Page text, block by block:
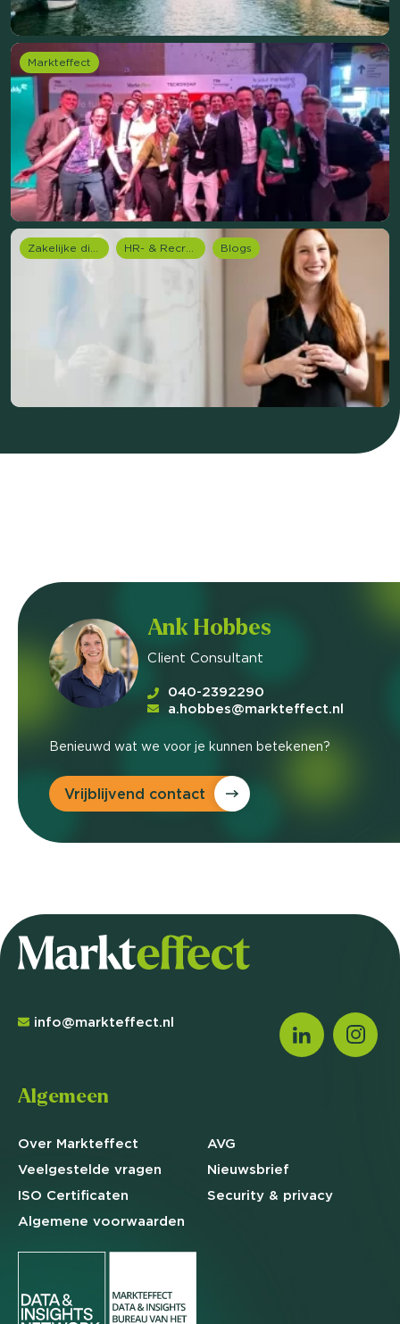
Markteffect
Blogs
Ank Hobbes
Client Consultant
040-2392290
a.hobbes@markteffect.nl
Benieuwd wat we voor je kunnen betekenen?
Vrijblijvend contact
info@markteffect.nl
Algemeen
Over Markteffect
Veelgestelde vragen
ISO Certificaten
Algemene voorwaarden
AVG
Nieuwsbrief
Security & privacy